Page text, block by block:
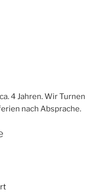
4 Jahren. Wir Turnen
nach Absprache.